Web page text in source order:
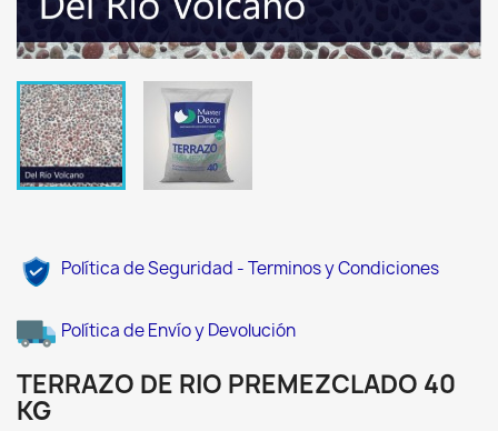
Política de Seguridad - Terminos y Condiciones
Política de Envío y Devolución
TERRAZO DE RIO PREMEZCLADO 40
KG